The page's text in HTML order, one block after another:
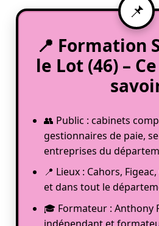
📍 Formation
le Lot (46) –
👥 Public : cabinets
gestionnaires de paie,
entreprises du
📍 Lieux : Cahors,
et dans tout le
🎓 Formateur : Anthony